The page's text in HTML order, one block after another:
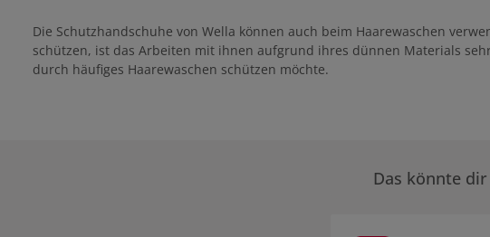
Die Schutzhandschuhe von Wella können auch beim Haarewaschen
schützen, ist das Arbeiten mit ihnen aufgrund ihres dünnen Materials
durch häufiges Haarewaschen schützen möchte.
Das könnte